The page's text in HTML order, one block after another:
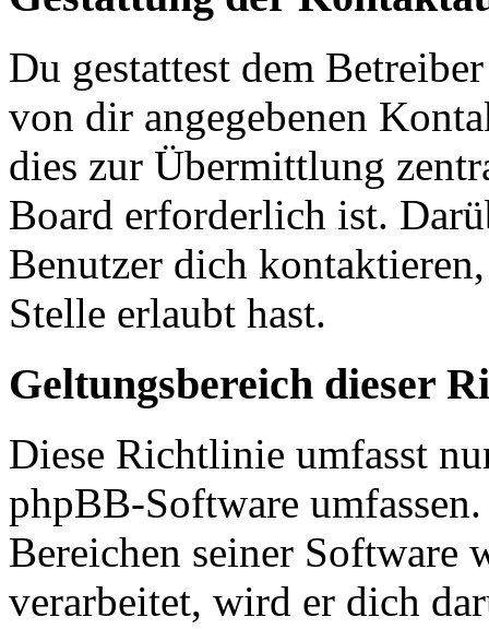
Du gestattest dem
von dir angegebenen
dies zur Übermittlung
Board erforderlich ist.
Benutzer dich
Stelle erlaubt hast.
Geltungsbereich dieser
Diese Richtlinie umfasst
phpBB-Software
Bereichen seiner Software
verarbeitet, wird er dich